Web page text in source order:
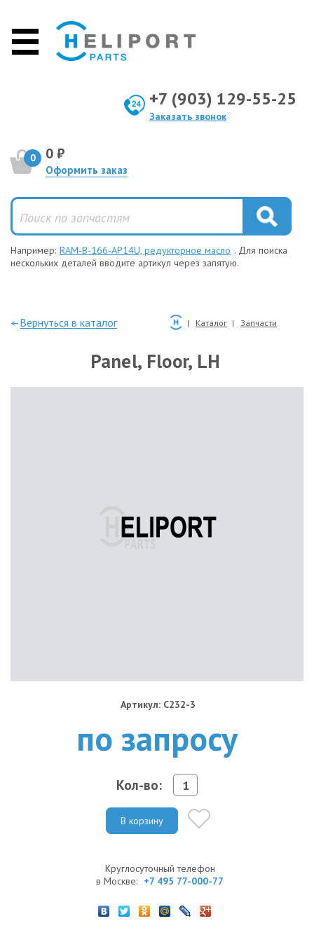
+7 (903) 129-55-25
Заказать звонок
0 0 ₽
Оформить заказ
Например: RAM-B-166-AP14U, редукторное масло . Для поиска
нескольких деталей вводите артикул через запятую.
—Вернуться в каталог Каталог Запчасти
Panel, Floor, LH
Артикул: C232-3
по запросу
Кол-во:
В корзину
Круглосуточный телефон
в Москве: +7 495 77-000-77